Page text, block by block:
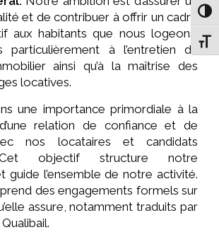
et de contribuer à offrir un cadre
aux habitants que nous logeons.
particulièrement à l’entretien du
ainsi qu’à la maîtrise des
locatives.
une importance primordiale à la
relation de confiance et de
nos locataires et candidats
objectif structure notre
guide l’ensemble de notre activité.
des engagements formels sur
assure, notamment traduits par